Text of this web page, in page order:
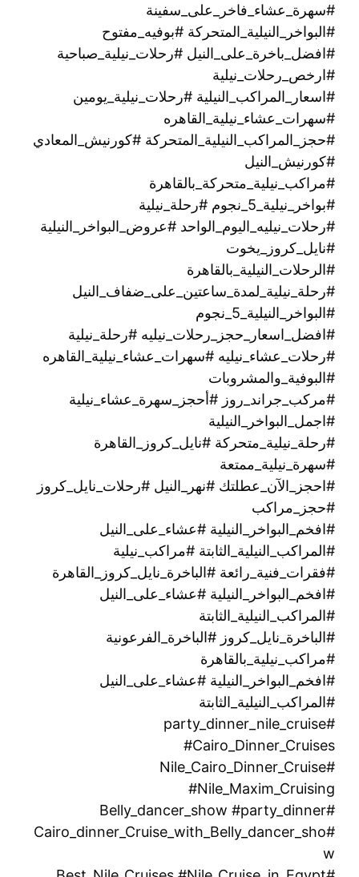
#سهرة_عشاء_فاخر_على_سفينة
#البواخر_النيلية_المتحركة #بوفيه_مفتوح
#افضل_باخرة_على_النيل #رحلات_نيلية_صباحية
#ارخص_رحلات_نيلية
#اسعار_المراكب_النيلية #رحلات_نيلية_يومين
#سهرات_عشاء_نيلية_القاهره
#حجز_المراكب_النيلية_المتحركة #كورنيش_المعادي
#كورنيش_النيل
#مراكب_نيلية_متحركة_بالقاهرة
#بواخر_نيلية_5_نجوم #رحلة_نيلية
#رحلات_نيليه_اليوم_الواحد #عروض_البواخر_النيلية
#نايل_كروز_يخوت
#الرحلات_النيلية_بالقاهرة
#رحلة_نيلية_لمدة_ساعتين_على_ضفاف_النيل
#البواخر_النيلية_5_نجوم
#افضل_اسعار_حجز_رحلات_نيليه #رحلة_نيلية
#رحلات_عشاء_نيليه #سهرات_عشاء_نيلية_القاهره
#البوفية_والمشروبات
#مركب_جراند_روز #أحجز_سهرة_عشاء_نيلية
#اجمل_البواخر_النيلية
#رحلة_نيلية_متحركة ‫#نايل_كروز_القاهرة
#سهرة_نيلية_ممتعة
#احجز_الآن_عطلتك #نهر_النيل #رحلات_نايل_كروز
#حجز_مراكب
#افخم_البواخر_النيلية #عشاء_على_النيل
#المراكب_النيلية_الثابتة #مراكب_نيلية
#فقرات_فنية_رائعة #الباخرة_نايل_كروز_القاهرة
#افخم_البواخر_النيلية #عشاء_على_النيل
#المراكب_النيلية_الثابتة
#الباخرة_نايل_كروز #الباخرة_الفرعونية
#مراكب_نيلية_بالقاهرة
#افخم_البواخر_النيلية #عشاء_على_النيل
#المراكب_النيلية_الثابتة
#party_dinner_nile_cruise
#Cairo_Dinner_Cruises
#Nile_Cairo_Dinner_Cruise
#Nile_Maxim_Cruising
#Belly_dancer_show #party_dinner
#Cairo_dinner_Cruise_with_Belly_dancer_sho
w